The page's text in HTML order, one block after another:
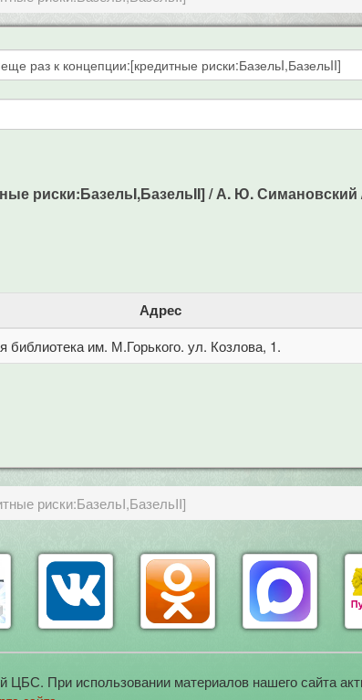
риски:БазельI,БазельII] / А. Ю. Симановский
Адрес
библиотека им. М.Горького. ул. Козлова, 1.
риски:БазельI,БазельII]
При использовании материалов нашего сайта